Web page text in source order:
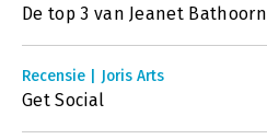
De top 3 van Jeanet Bathoorn
Recensie | Joris Arts
Get Social